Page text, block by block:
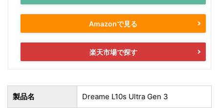
Amazonで見る
楽天市場で探す
製品名 Dreame L10s Ultra Gen 3